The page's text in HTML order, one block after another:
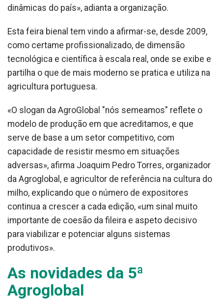
dinâmicas do país», adianta a organização.
Esta feira bienal tem vindo a afirmar-se, desde 2009,
como certame profissionalizado, de dimensão
tecnológica e científica à escala real, onde se exibe e
partilha o que de mais moderno se pratica e utiliza na
agricultura portuguesa.
«O slogan da AgroGlobal "nós semeamos" reflete o
modelo de produção em que acreditamos, e que
serve de base a um setor competitivo, com
capacidade de resistir mesmo em situações
adversas», afirma Joaquim Pedro Torres, organizador
da Agroglobal, e agricultor de referência na cultura do
milho, explicando que o número de expositores
continua a crescer a cada edição, «um sinal muito
importante de coesão da fileira e aspeto decisivo
para viabilizar e potenciar alguns sistemas
produtivos».
As novidades da 5ª
Agroglobal